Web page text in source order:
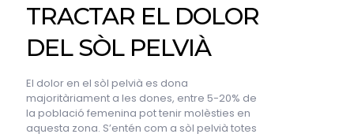
TRACTAR EL DOLOR
DEL SÒL PELVIÀ
El dolor en el sòl pelvià es dona
majoritàriament a les dones, entre 5-20% de
la població femenina pot tenir molèsties en
aquesta zona. S’entén com a sòl pelvià totes